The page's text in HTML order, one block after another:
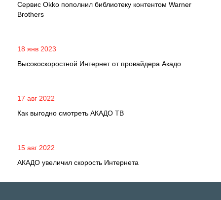
Сервис Okko пополнил библиотеку контентом Warner
Brothers
18 янв 2023
Высокоскоростной Интернет от провайдера Акадо
17 авг 2022
Как выгодно смотреть АКАДО ТВ
15 авг 2022
АКАДО увеличил скорость Интернета